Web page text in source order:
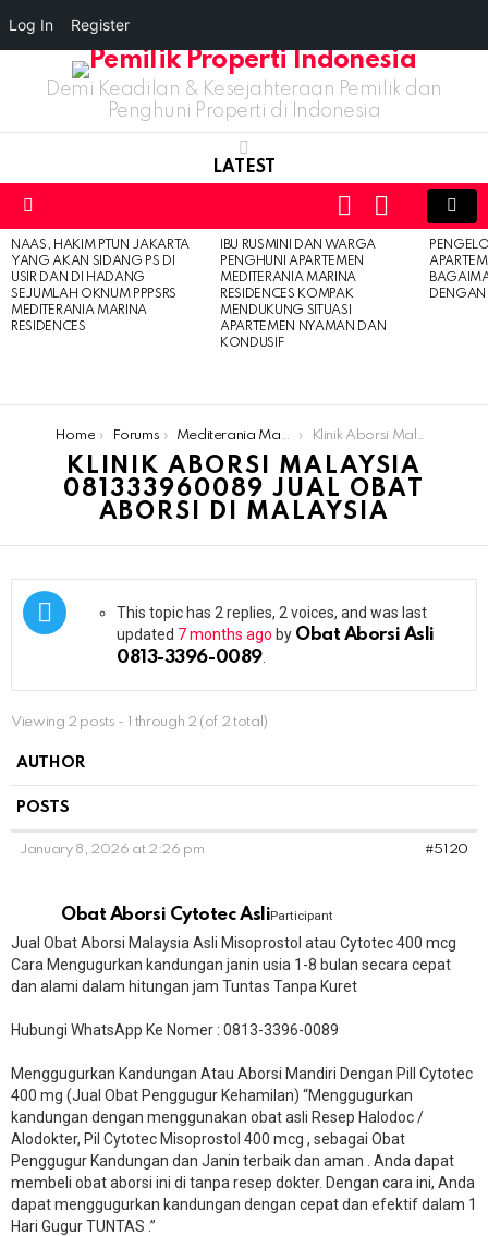
Demi Keadilan & Kesejahteraan Pemilik dan
Penghuni Properti di Indonesia
LATEST
SWITCH
SKIN
LOGIN
LATEST
STORIES
NAAS, HAKIM PTUN JAKARTA
YANG AKAN SIDANG PS DI
USIR DAN DI HADANG
SEJUMLAH OKNUM PPPSRS
MEDITERANIA MARINA
RESIDENCES
IBU RUSMINI DAN WARGA
PENGHUNI APARTEMEN
MEDITERANIA MARINA
RESIDENCES KOMPAK
MENDUKUNG SITUASI
APARTEMEN NYAMAN DAN
KONDUSIF
DENGAN
You are here:
Home Forums Mediterania Marina Residences Klinik Aborsi Malaysia 081333960089 Jual Obat Aborsi Di Malaysia
KLINIK ABORSI MALAYSIA
081333960089 JUAL OBAT
ABORSI DI MALAYSIA
This topic has 2 replies, 2 voices, and was last
updated 7 months ago by Obat Aborsi Asli
0813-3396-0089.
Viewing 2 posts - 1 through 2 (of 2 total)
AUTHOR
POSTS
January 8, 2026 at 2:26 pm #5120
Obat Aborsi Cytotec AsliParticipant
Jual Obat Aborsi Malaysia Asli Misoprostol atau Cytotec 400 mcg
Cara Mengugurkan kandungan janin usia 1-8 bulan secara cepat
dan alami dalam hitungan jam Tuntas Tanpa Kuret
Hubungi WhatsApp Ke Nomer : 0813-3396-0089​
Menggugurkan Kandungan Atau Aborsi Mandiri Dengan Pill Cytotec
400 mg (Jual Obat Penggugur Kehamilan) “Menggugurkan
kandungan dengan menggunakan obat asli Resep Halodoc /
Alodokter, Pil Cytotec Misoprostol 400 mcg , sebagai Obat
Penggugur Kandungan dan Janin terbaik dan aman . Anda dapat
membeli obat aborsi ini di tanpa resep dokter. Dengan cara ini, Anda
dapat menggugurkan kandungan dengan cepat dan efektif dalam 1
Hari Gugur TUNTAS .”
Log In Register